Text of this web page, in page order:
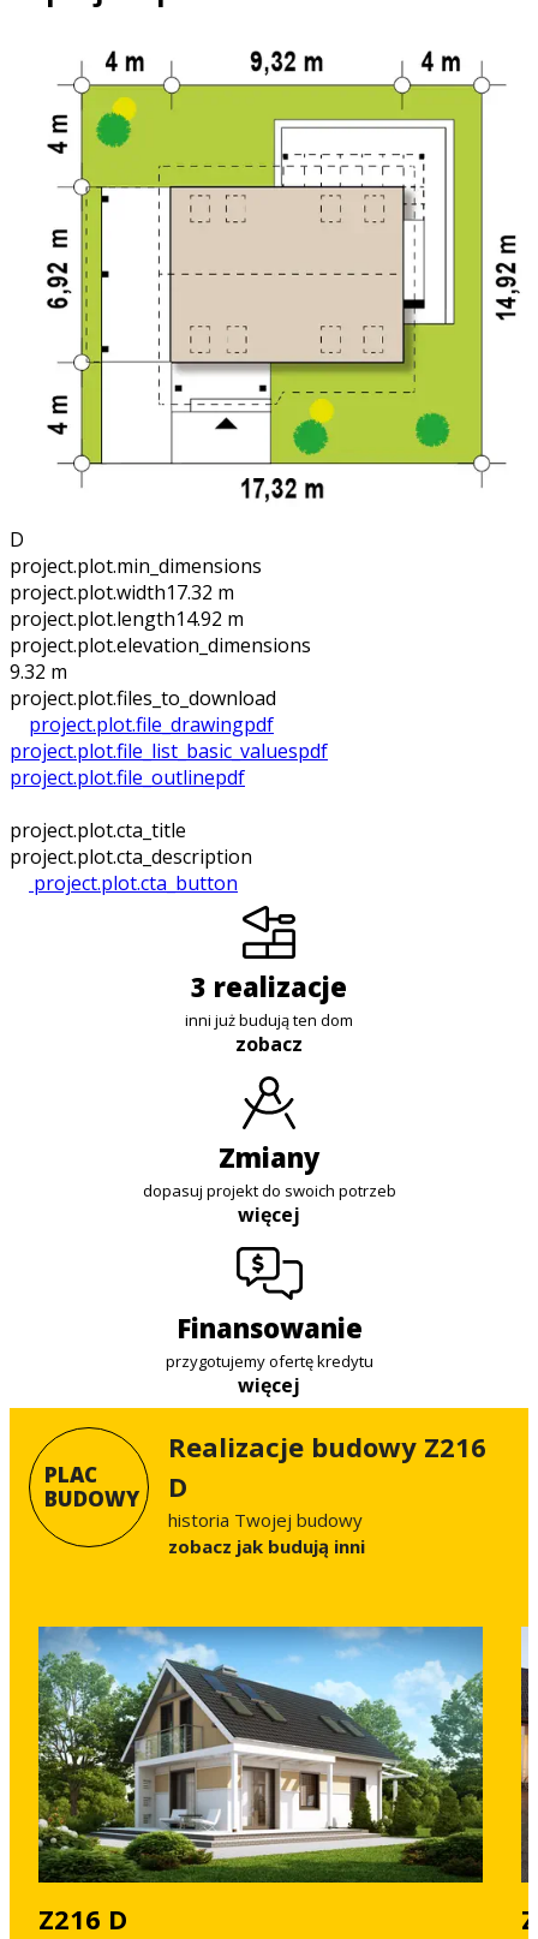
D
project.plot.min_dimensions
project.plot.width17.32 m
project.plot.length14.92 m
project.plot.elevation_dimensions
9.32 m
project.plot.files_to_download
project.plot.file_drawingpdf
project.plot.file_list_basic_valuespdf
project.plot.file_outlinepdf
project.plot.cta_title
project.plot.cta_description
project.plot.cta_button
3 realizacje
inni już budują ten dom
zobacz
zmiany
dopasuj projekt do swoich potrzeb
więcej
finansowanie
przygotujemy ofertę kredytu
więcej
PLAC
BUDOWY
Realizacje budowy Z216
D
historia Twojej budowy
Zobacz jak budują inni
Z216 D